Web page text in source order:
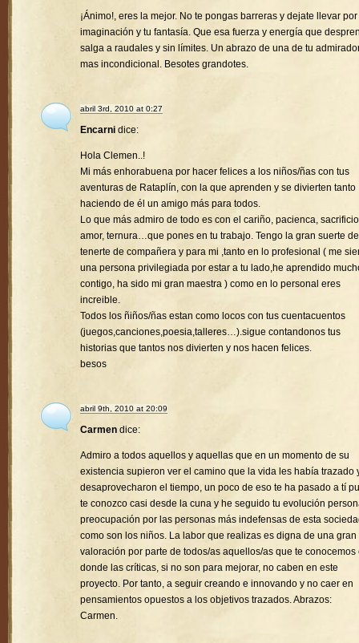
¡Ánimo!, eres la mejor. No te pongas barreras y dejate llevar por
imaginación y tu fantasía. Que esa fuerza y energía que
salga a raudales y sin límites. Un abrazo de una de tu
mas incondicional. Besotes grandotes.
abril 3rd, 2010 at 0:27
Encarni dice:
Hola Clemen..!
Mi más enhorabuena por hacer felices a los niños/ñas con tus
aventuras de Rataplín, con la que aprenden y se divierten tanto
haciendo de él un amigo más para todos.
Lo que más admiro de todo es con el cariño, pacienca,
amor, ternura…que pones en tu trabajo. Tengo la gran suerte de
tenerte de compañera y para mi ,tanto en lo profesional ( me
una persona privilegiada por estar a tu lado,he aprendido
contigo, ha sido mi gran maestra ) como en lo personal eres
increible.
Todos los ñiños/ñas estan como locos con tus cuentacuentos
(juegos,canciones,poesia,talleres…).sigue contandonos tus
historias que tantos nos divierten y nos hacen felices.
besos
abril 9th, 2010 at 20:09
Carmen dice:
Admiro a todos aquellos y aquellas que en un momento de su
existencia supieron ver el camino que la vida les había trazado
desaprovecharon el tiempo, un poco de eso te ha pasado a tí
te conozco casi desde la cuna y he seguido tu evolución
preocupación por las personas más indefensas de esta
como son los niños. La labor que realizas es digna de una gran
valoración por parte de todos/as aquellos/as que te conocemos
donde las críticas, si no son para mejorar, no caben en este
proyecto. Por tanto, a seguir creando e innovando y no caer en
pensamientos opuestos a los objetivos trazados. Abrazos:
Carmen.